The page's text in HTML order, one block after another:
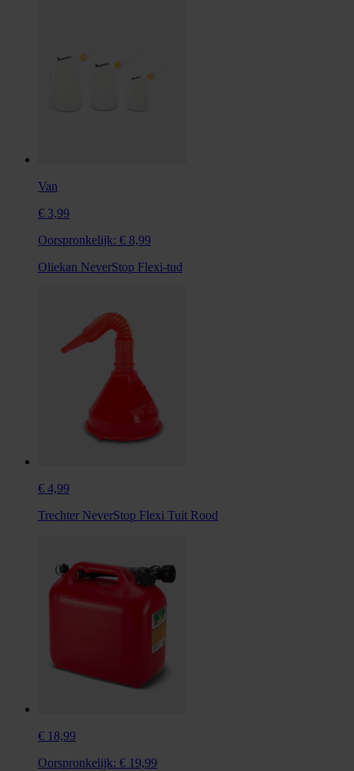
Van
€ 3,99
Oorspronkelijk: € 8,99
Oliekan NeverStop Flexi-tud
€ 4,99
Trechter NeverStop Flexi Tuit Rood
€ 18,99
Oorspronkelijk: € 19,99